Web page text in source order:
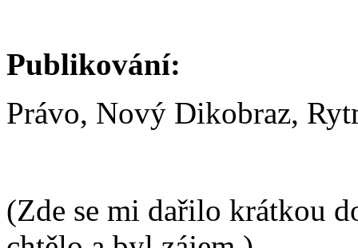
Publikování:
Právo, Nový Dikobraz,
(Zde se mi dařilo krátkou